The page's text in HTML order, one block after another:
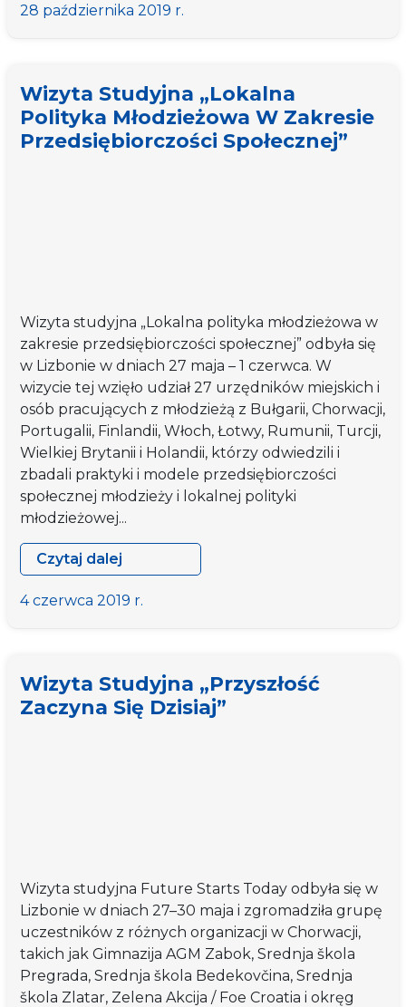
studyjna
w
zakresie
przedsiębiorczości
28 października 2019 r.
Wizyta Studyjna „Lokalna
Polityka Młodzieżowa W Zakresie
Przedsiębiorczości Społecznej”
Wizyta studyjna „Lokalna polityka młodzieżowa w
zakresie przedsiębiorczości społecznej” odbyła się
w Lizbonie w dniach 27 maja – 1 czerwca. W
wizycie tej wzięło udział 27 urzędników miejskich i
osób pracujących z młodzieżą z Bułgarii, Chorwacji,
Portugalii, Finlandii, Włoch, Łotwy, Rumunii, Turcji,
Wielkiej Brytanii i Holandii, którzy odwiedzili i
zbadali praktyki i modele przedsiębiorczości
społecznej młodzieży i lokalnej polityki
młodzieżowej...
Czytaj dalej
Wizyta
studyjna
w
zakresie
4 czerwca 2019 r.
Wizyta Studyjna „Przyszłość
Zaczyna Się Dzisiaj”
Wizyta studyjna Future Starts Today odbyła się w
Lizbonie w dniach 27–30 maja i zgromadziła grupę
uczestników z różnych organizacji w Chorwacji,
takich jak Gimnazija AGM Zabok, Srednja škola
Pregrada, Srednja škola Bedekovčina, Srednja
škola Zlatar, Zelena Akcija / Foe Croatia i okręg